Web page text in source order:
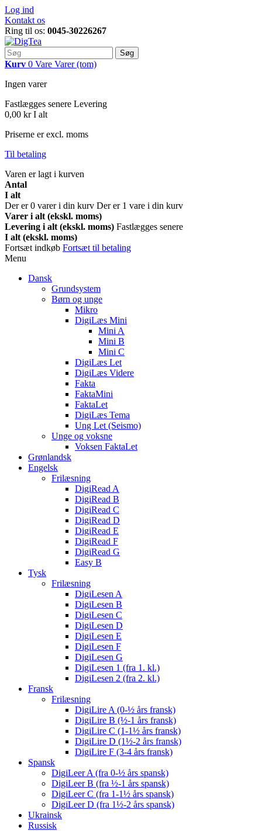
Log ind
Kontakt os
Ring til os: 0045-30226267
Søg
Kurv 0 Vare Varer (tom)
Ingen varer
Fastlægges senere Levering
0,00 kr I alt
Priserne er excl. moms
Til betaling
Varen er lagt i kurven
Antal
I alt
Der er0 varer i din kurv Der er 1 vare i din kurv
Varer i alt (ekskl. moms)
Levering i alt (ekskl. moms) Fastlægges senere
I alt (ekskl. moms)
Fortsæt indkøb Fortsæt til betaling
Menu
Dansk
Grundsystem
Børn og unge
Mikro
DigiLæs Mini
Mini A
Mini B
Mini C
DigiLæs Let
DigiLæs Videre
Fakta
FaktaMini
FaktaLet
DigiLæs Tema
Ung Let (Seismo)
Unge og voksne
Voksen FaktaLet
Grønlandsk
Engelsk
Frilæsning
DigiRead A
DigiRead B
DigiRead C
DigiRead D
DigiRead E
DigiRead F
DigiRead G
Easy B
Tysk
Frilæsning
DigiLesen A
DigiLesen B
DigiLesen C
DigiLesen D
DigiLesen E
DigiLesen F
DigiLesen G
DigiLesen 1 (fra 1. kl.)
DigiLesen 2 (fra 2. kl.)
Fransk
Frilæsning
DigiLire A (0-½ års fransk)
DigiLire B (½-1 års fransk)
DigiLire C (1-1½ års fransk)
DigiLire D (1½-2 års fransk)
DigiLire F (3-4 års fransk)
Spansk
DigiLeer A (fra 0-½ års spansk)
DigiLeer B (fra ½-1 års spansk)
DigiLeer C (fra 1-1½ års spansk)
DigiLeer D (fra 1½-2 års spansk)
Ukrainsk
Russisk